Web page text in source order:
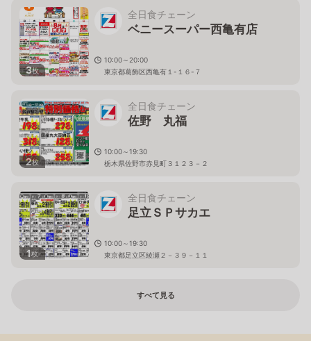
3枚
全日食チェーン
ベニースーパー西亀有店
10:00～20:00
東京都葛飾区西亀有１-１６-７
2枚
全日食チェーン
佐野 丸福
10:00～19:30
栃木県佐野市赤見町３１２３－２
1枚
全日食チェーン
足立ＳＰサカエ
10:00～19:30
東京都足立区綾瀬２－３９－１１
すべて見る